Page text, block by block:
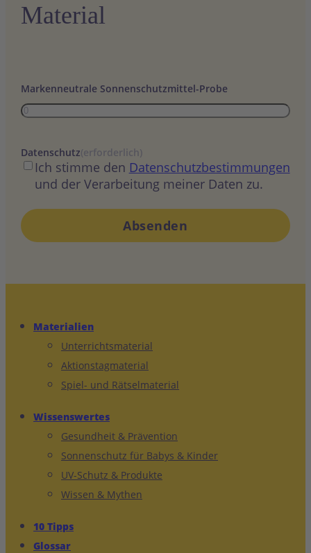
Material
Markenneutrale Sonnenschutzmittel-Probe
Datenschutz(erforderlich)
Ich stimme den Datenschutzbestimmungen
und der Verarbeitung meiner Daten zu.
Materialien
Unterrichtsmaterial
Aktionstagmaterial
Spiel- und Rätselmaterial
Wissenswertes
Gesundheit & Prävention
Sonnenschutz für Babys & Kinder
UV-Schutz & Produkte
Wissen & Mythen
10 Tipps
Glossar